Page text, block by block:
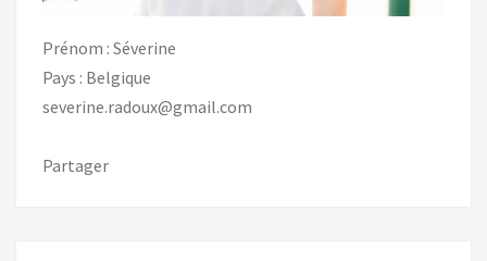
Prénom : Séverine
Pays : Belgique
severine.radoux@gmail.com
Partager